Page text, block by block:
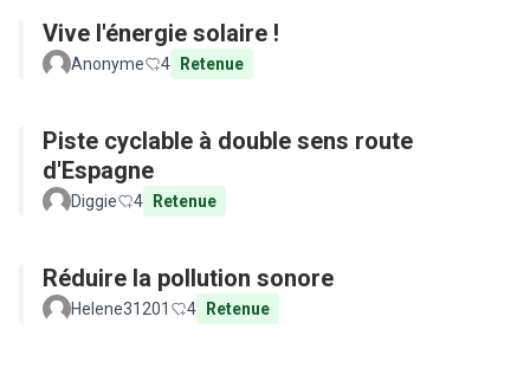
Vive l'énergie solaire !
Anonyme 4 Retenue
Piste cyclable à double sens route
d'Espagne
Diggie 4 Retenue
Réduire la pollution sonore
Helene31201 4 Retenue